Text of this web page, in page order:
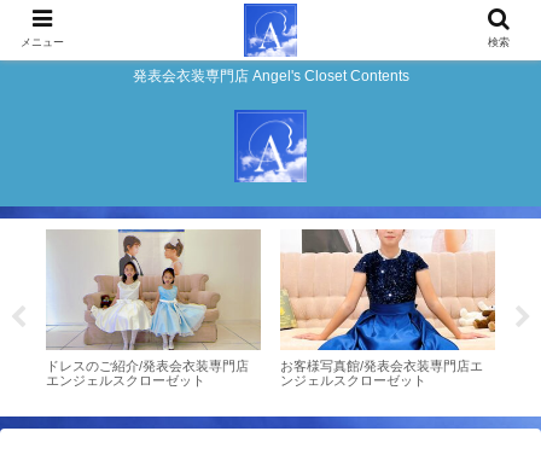
発表会衣装専門店 Angel's Closet Contents
ドレスのご紹介/発表会衣装専門店
エンジェルスクローゼット
お客様写真館/発表会衣装専門店エ
ンジェルスクローゼット
メニュー 検索